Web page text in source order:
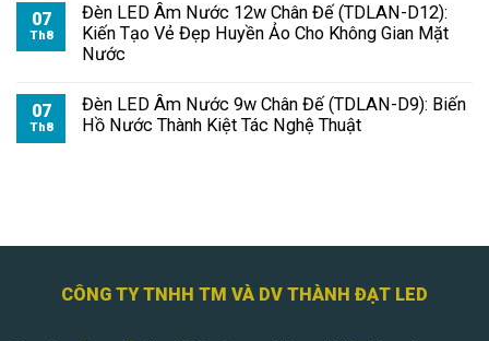
07
Th8
Đèn LED Âm Nước 12w Chân Đế (TDLAN-D12):
Kiến Tạo Vẻ Đẹp Huyền Ảo Cho Không Gian Mặt
Nước
07
Th8
Đèn LED Âm Nước 9w Chân Đế (TDLAN-D9): Biến
Hồ Nước Thành Kiệt Tác Nghệ Thuật
CÔNG TY TNHH TM VÀ DV THÀNH ĐẠT LED